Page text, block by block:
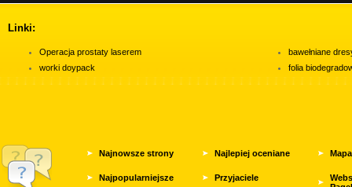
Linki:
Operacja prostaty laserem
worki doypack
bawełniane
folia
Najnowsze strony Najlepiej oceniane
Najpopularniejsze Przyjaciele